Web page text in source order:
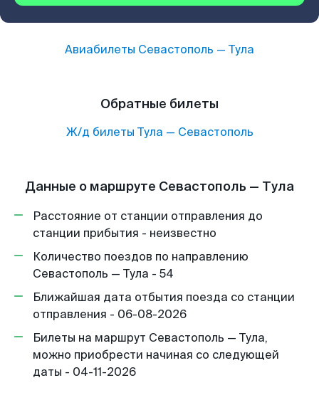
Авиабилеты Севастополь — Тула
Обратные билеты
Ж/д билеты Тула — Севастополь
Данные о маршруте Севастополь — Тула
Расстояние от станции отправления до
станции прибытия - неизвестно
Количество поездов по направлению
Севастополь — Тула - 54
Ближайшая дата отбытия поезда со станции
отправления - 06-08-2026
Билеты на маршрут Севастополь — Тула,
можно приобрести начиная со следующей
даты - 04-11-2026